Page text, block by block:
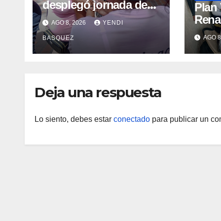
desplegó jornada de
vacunación en La
Guaira para garantizar
protección
epidemiológica
AGO 8, 2026 YENDI
BASQUEZ
Plan
AGO
Deja una respuesta
Lo siento, debes estar conectado para publicar un